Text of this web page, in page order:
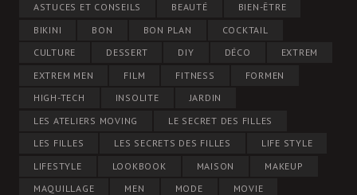
ASTUCES ET CONSEILS
BEAUTÉ
BIEN-ÊTRE
BIKINI
BON BON PLAN
COCKTAIL
CULTURE
DESSERT DIY DÉCO
EXTREM
EXTREM MEN
FILM FITNESS
FORMEN
HIGH-TECH
INSOLITE
JARDIN
LES ATELIERS MOVING
LE SECRET DES FILLES
LES FILLES
LES SECRETS DES FILLES
LIFE STYLE
LIFESTYLE
LOOKBOOK MAISON
MAKEUP
MAQUILLAGE
MEN MODE MOVIE